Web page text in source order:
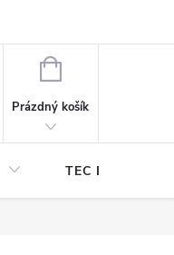
NÁKUPNÍ
Prázdný košík
TEC DIVE